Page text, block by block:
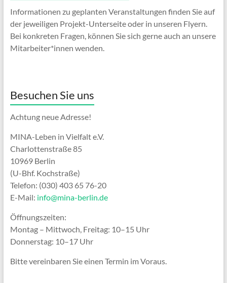
Informationen zu geplanten Veranstaltungen finden Sie auf
der jeweiligen Projekt-Unterseite oder in unseren Flyern.
Bei konkreten Fragen, können Sie sich gerne auch an unsere
Mitarbeiter*innen wenden.
Besuchen Sie uns
Achtung neue Adresse!
MINA-Leben in Vielfalt e.V.
Charlottenstraße 85
10969 Berlin
(U-Bhf. Kochstraße)
Telefon: (030) 403 65 76-20
E-Mail: info@mina-berlin.de
Öffnungszeiten:
Montag – Mittwoch, Freitag: 10–15 Uhr
Donnerstag: 10–17 Uhr
Bitte vereinbaren Sie einen Termin im Voraus.